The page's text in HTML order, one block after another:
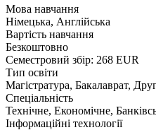
Мова навчання
Німецька, Англійська
Вартість навчання
Безкоштовно
Семестровий збір: 268 EUR
Тип освіти
Магістратура, Бакалаврат,
Спеціальність
Технічне, Економічне,
Інформаційні технології